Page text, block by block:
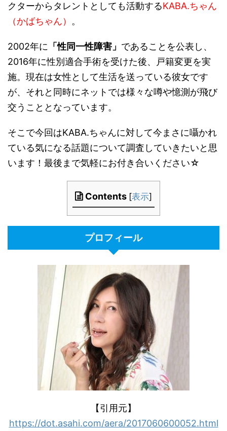
クターからタレントとしても活動するKABA.ちゃん
（かばちゃん） 。
2002年に 「性同一性障害」 であることを公表し、
2016年に性別適合手術を受けた後、戸籍変更を実
施。現在は女性として生活を送っている彼女です
が、それと同時にネットでは様々な噂や憶測が飛び
交うこととなっています。
そこで今回はKABA.ちゃんに対して今まさに囁かれ
ている気になる話題について調査していきたいと思
います！最後まで気軽にお付き合いください☆
Contents [表示]
プロフィール
【引用元】
https://dot.asahi.com/aera/2017060600052.html